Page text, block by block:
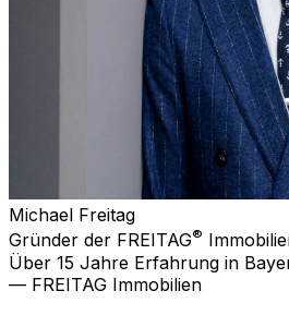
Michael Freitag
Gründer der FREITAG®
Über 15 Jahre Erfahrung in
— FREITAG Immobilien